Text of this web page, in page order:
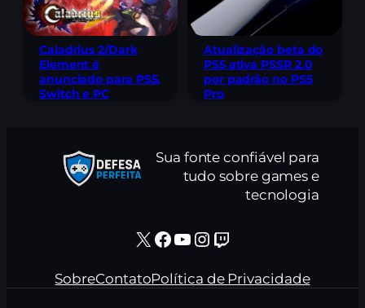
Caladrius 2/Dark
Element é
anunciado para PS5,
Switch e PC
Atualização beta do
PS5 ativa PSSR 2.0
por padrão no PS5
Pro
Sua fonte confiável para
tudo sobre games e
tecnologia
X Facebook Youtube Instagram Twitch
SobreContatoPolítica de Privacidade